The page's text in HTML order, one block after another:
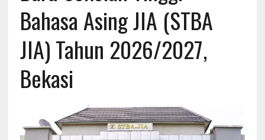
Bahasa Asing JIA (STBA
JIA) Tahun 2026/2027,
Bekasi